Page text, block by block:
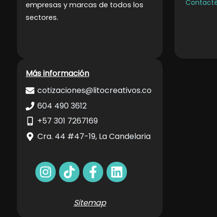
empresas y marcas de todos los
sectores.
Más información
cotizaciones@litocreativos.co
604 490 3612
+57 301 7267169
Cra. 44 #47-19, La Candelaria
Sitemap